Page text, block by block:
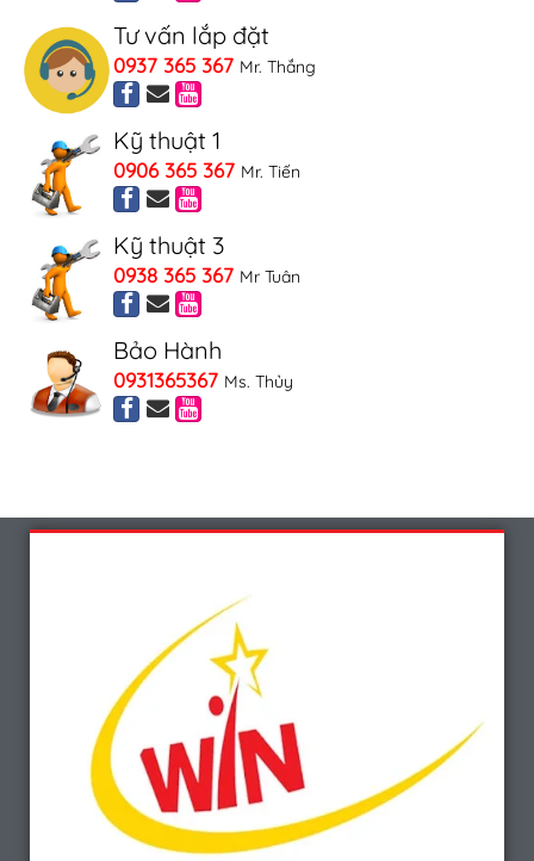
Tư vấn lắp đặt
0937 365 367 Mr. Thắng
Kỹ thuật 1
0906 365 367 Mr. Tiến
Kỹ thuật 3
0938 365 367 Mr Tuân
Bảo Hành
0931365367 Ms. Thủy